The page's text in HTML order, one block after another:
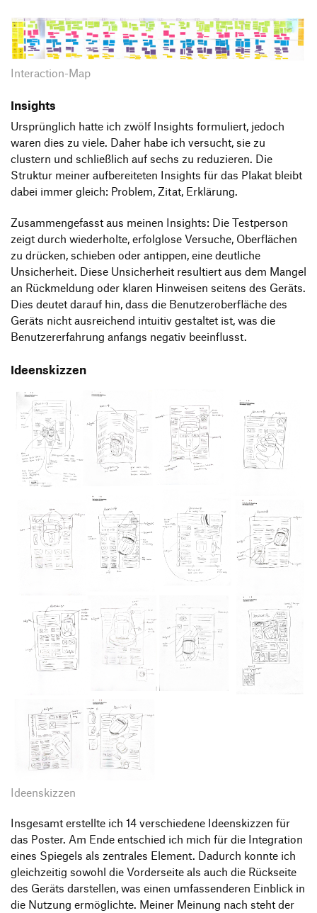
Interaction-Map
Insights
Ursprünglich hatte ich zwölf Insights formuliert, jedoch
waren dies zu viele. Daher habe ich versucht, sie zu
clustern und schließlich auf sechs zu reduzieren. Die
Struktur meiner aufbereiteten Insights für das Plakat bleibt
dabei immer gleich: Problem, Zitat, Erklärung.
Zusammengefasst aus meinen Insights: Die Testperson
zeigt durch wiederholte, erfolglose Versuche, Oberflächen
zu drücken, schieben oder antippen, eine deutliche
Unsicherheit. Diese Unsicherheit resultiert aus dem Mangel
an Rückmeldung oder klaren Hinweisen seitens des Geräts.
Dies deutet darauf hin, dass die Benutzeroberfläche des
Geräts nicht ausreichend intuitiv gestaltet ist, was die
Benutzererfahrung anfangs negativ beeinflusst.
Ideenskizzen
Ideenskizzen
Insgesamt erstellte ich 14 verschiedene Ideenskizzen für
das Poster. Am Ende entschied ich mich für die Integration
eines Spiegels als zentrales Element. Dadurch konnte ich
gleichzeitig sowohl die Vorderseite als auch die Rückseite
des Geräts darstellen, was einen umfassenderen Einblick in
die Nutzung ermöglichte. Meiner Meinung nach steht der